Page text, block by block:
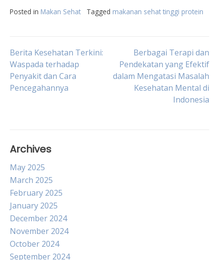
Posted in Makan Sehat Tagged makanan sehat tinggi protein
Post
navigation
Berita Kesehatan Terkini:
Waspada terhadap
Penyakit dan Cara
Pencegahannya
Berbagai Terapi dan
Pendekatan yang Efektif
dalam Mengatasi Masalah
Kesehatan Mental di
Indonesia
Archives
May 2025
March 2025
February 2025
January 2025
December 2024
November 2024
October 2024
September 2024